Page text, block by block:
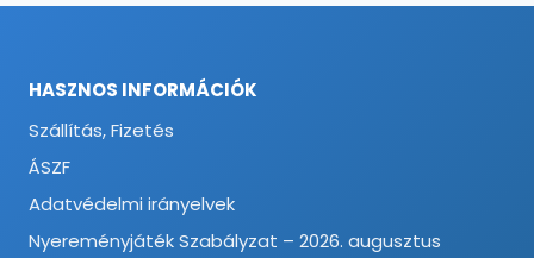
HASZNOS INFORMÁCIÓK
Szállítás, Fizetés
ÁSZF
Adatvédelmi irányelvek
Nyereményjáték Szabályzat – 2026. augusztus